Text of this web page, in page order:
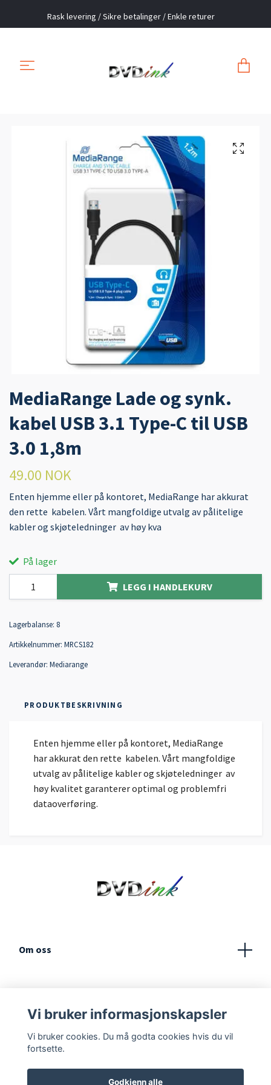
Rask levering / Sikre betalinger / Enkle returer
MediaRange Lade og synk.
kabel USB 3.1 Type-C til USB
3.0 1,8m
49.00 NOK
Enten hjemme eller på kontoret, MediaRange har akkurat
den rette kabelen. Vårt mangfoldige utvalg av pålitelige
kabler og skjøteledninger av høy kva
På lager
LEGG I HANDLEKURV
Lagerbalanse: 8
Artikkelnummer: MRCS182
Leverandør: Mediarange
PRODUKTBESKRIVNING
Enten hjemme eller på kontoret, MediaRange
har akkurat den rette kabelen. Vårt mangfoldige
utvalg av pålitelige kabler og skjøteledninger av
høy kvalitet garanterer optimal og problemfri
dataoverføring.
Om oss
Vilkår og betingelser
Vi bruker informasjonskapsler
Vi bruker cookies. Du må godta cookies hvis du vil
fortsette.
Godkjenn alle